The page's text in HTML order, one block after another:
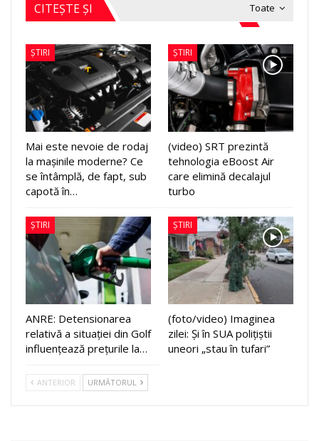
Toate
CITEȘTE ȘI
ȘTIRI
Mai este nevoie de rodaj
la mașinile moderne? Ce
se întâmplă, de fapt, sub
capotă în…
ȘTIRI
(video) SRT prezintă
tehnologia eBoost Air
care elimină decalajul
turbo
ȘTIRI
ANRE: Detensionarea
relativă a situației din Golf
influențează prețurile la…
ȘTIRI
(foto/video) Imaginea
zilei: Și în SUA polițiștii
uneori „stau în tufari”
ANTERIOR URMĂTORUL